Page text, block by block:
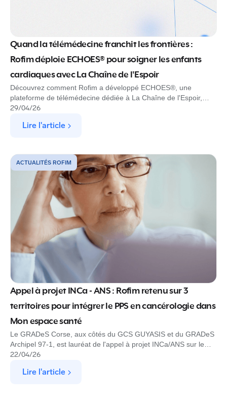
Quand la télémédecine franchit les frontières :
Rofim déploie ECHOES® pour soigner les enfants
cardiaques avec La Chaîne de l'Espoir
Découvrez comment Rofim a développé ECHOES®, une
plateforme de télémédecine dédiée à La Chaîne de l'Espoir,
pour permettre à des spécialistes de diagnostiquer à distance
ressources limitées.
29/04/26
Lire l'article
ACTUALITÉS ROFIM
Appel à projet INCa - ANS : Rofim retenu sur 3
territoires pour intégrer le PPS en cancérologie dans
Mon espace santé
Le GRADeS Corse, aux côtés du GCS GUYASIS et du GRADeS
Archipel 97-1, est lauréat de l'appel à projet INCa/ANS sur le
Programme Personnalisé de Soins en cancérologie. Rofim est
dans Mon espace santé.
22/04/26
Lire l'article